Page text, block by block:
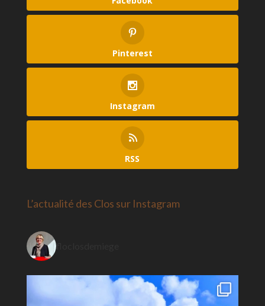
Pinterest
Instagram
RSS
L’actualité des Clos sur Instagram
floclosdemiege